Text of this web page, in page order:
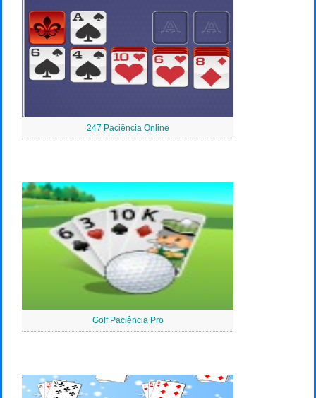
247 Paciência Online
Golf Paciência Pro